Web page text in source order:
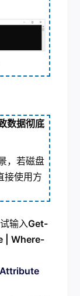
数据彻底
，若磁盘
接使用方
输入Get-
| Where-